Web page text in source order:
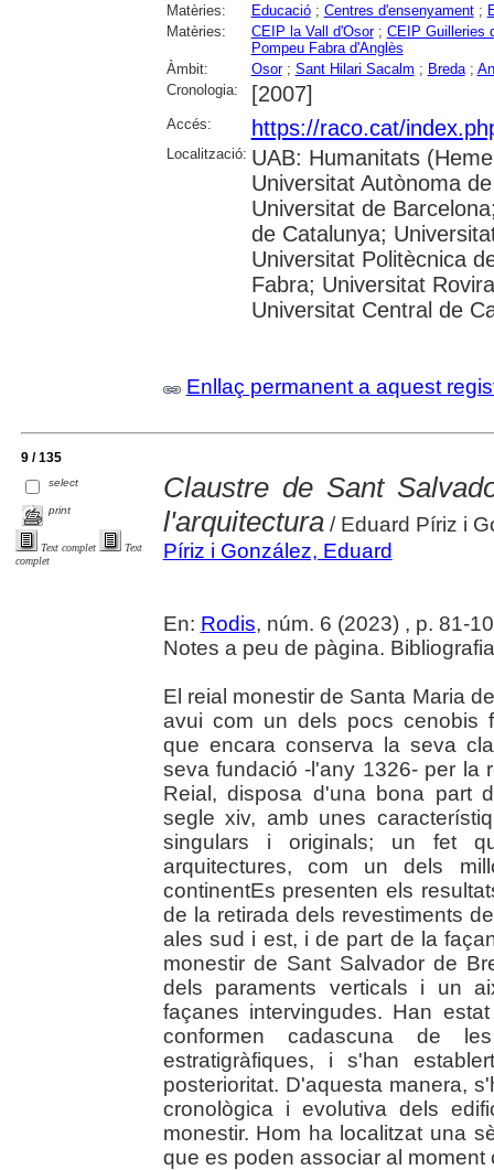
Matèries: Educació; Centres d'ensenyament;
Matèries:
CEIP la Vall d'Osor; CEIP Guilleries
Pompeu Fabra d'Anglès
Àmbit:
Osor; Sant Hilari Sacalm ; Breda;
Cronologia:
[2007]
Accés: https://raco.cat/
Localització: UAB: Humanitats
Universitat Autònoma
Universitat de
de Catalunya;
Universitat Politècnica
Fabra; Universitat
Universitat Central de
Enllaç permanent a aquest
9 / 135
select
print
Text complet
Text
complet
Claustre de Sant
l'arquitectura/ Eduard Píriz i
Píriz i González, Eduard
En: Rodis, núm. 6 (2023) , p. 81-
Notes a peu de pàgina.
El reial monestir de Santa Maria
avui com un dels pocs cenobis
que encara conserva la seva
seva fundació -l'any 1326- per la
Reial, disposa d'una bona part
segle xiv, amb unes
singulars i originals; un fet
arquitectures, com un dels
continentEs presenten els
de la retirada dels revestiments
ales sud i est, i de part de la
monestir de Sant Salvador de
dels paraments verticals i un
façanes intervingudes. Han
conformen cadascuna de
estratigràfiques, i s'han
posterioritat. D'aquesta manera,
cronològica i evolutiva dels
monestir. Hom ha localitzat una
que es poden associar al